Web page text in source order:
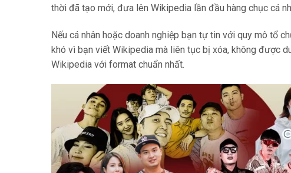
thời đã tạo mới, đưa lên Wikipedia lần đầu hàng chục cá
Nếu cá nhân hoặc doanh nghiệp bạn tự tin với quy mô tổ
khó vì bạn viết Wikipedia mà liên tục bị xóa, không được
Wikipedia với format chuẩn nhất.